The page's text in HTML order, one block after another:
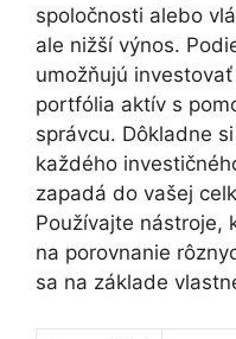
spoločnosti alebo
ale nižší výnos.
umožňujú
portfólia aktív s
správcu. Dôkladne
každého
zapadá do vašej
Používajte nástroje,
na porovnanie
sa na základe